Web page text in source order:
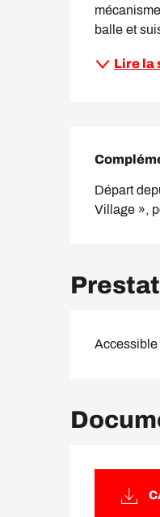
balle et
Lire la
Départ
Village »,